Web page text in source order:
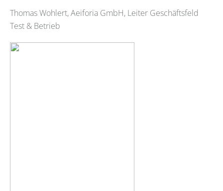
Thomas Wohlert, Aeiforia GmbH, Leiter Geschäftsfeld
Test & Betrieb